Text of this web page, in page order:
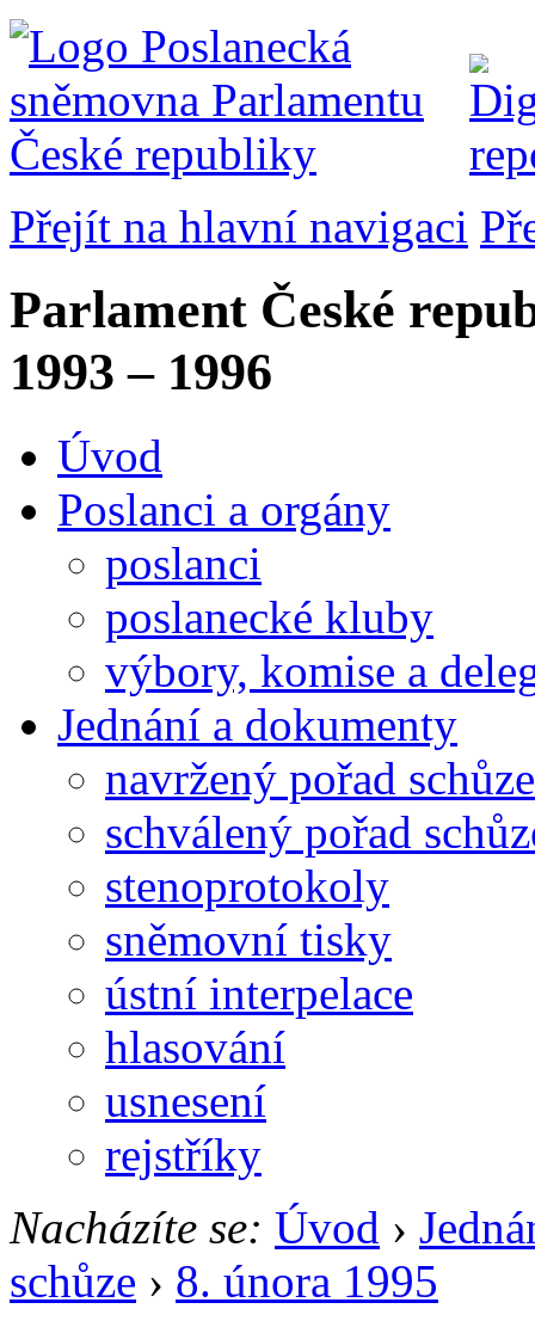
Přejít na hlavní navigaci
Parlament České
1993 – 1996
Úvod
Poslanci a orgány
poslanci
poslanecké kluby
výbory, komise a
Jednání a dokumenty
navržený pořad schůze
schválený pořad
stenoprotokoly
sněmovní tisky
ústní interpelace
hlasování
usnesení
rejstříky
Nacházíte se: Úvod ›
schůze › 8. února 1995